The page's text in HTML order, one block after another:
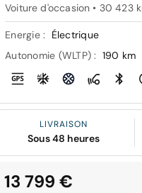
Voiture d'occasion • 30 423
Energie :
Électrique
Autonomie (WLTP) : 190 km
LIVRAISON
Sous 48 heures
13 799 €